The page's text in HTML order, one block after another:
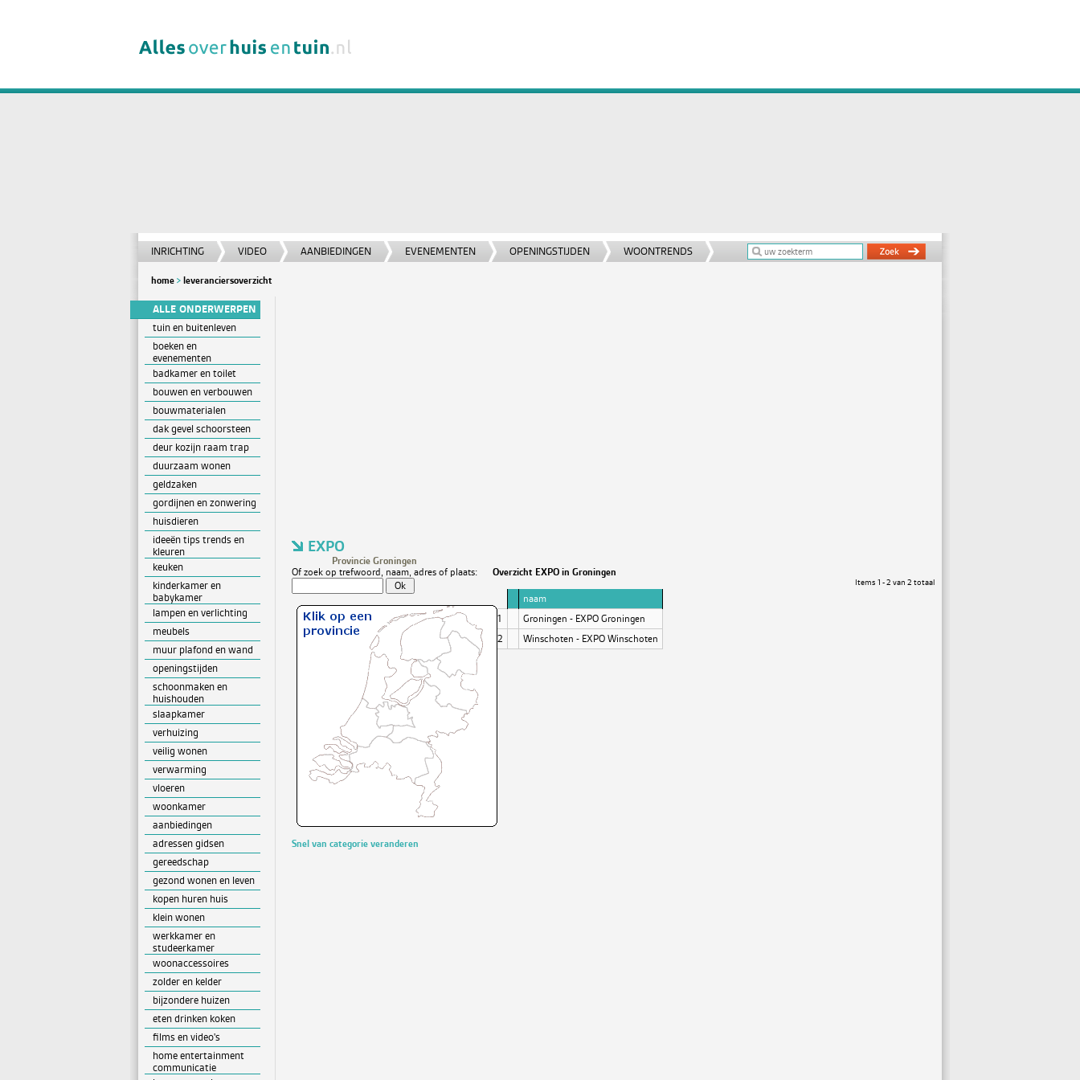
INRICHTING VIDEO AANBIEDINGEN EVENEMENTEN OPENINGSTIJDEN WOONTRENDS
home leveranciersoverzicht
EXPO
Provincie Groningen
Of zoek op trefwoord, naam, adres of plaats:
Snel van categorie veranderen
Overzicht EXPO in Groningen
Items 1 - 2 van 2 totaal
naam
1
Groningen - EXPO Groningen
2
Winschoten - EXPO Winschoten
ALLE ONDERWERPEN
tuin en buitenleven
boeken en
evenementen
badkamer en toilet
bouwen en verbouwen
bouwmaterialen
dak gevel schoorsteen
deur kozijn raam trap
duurzaam wonen
geldzaken
gordijnen en zonwering
huisdieren
ideeën tips trends en
kleuren
keuken
kinderkamer en
babykamer
lampen en verlichting
meubels
muur plafond en wand
openingstijden
schoonmaken en
huishouden
slaapkamer
verhuizing
veilig wonen
verwarming
vloeren
woonkamer
aanbiedingen
adressen gidsen
gereedschap
gezond wonen en leven
kopen huren huis
klein wonen
werkkamer en
studeerkamer
woonaccessoires
zolder en kelder
bijzondere huizen
eten drinken koken
films en video's
home entertainment
communicatie